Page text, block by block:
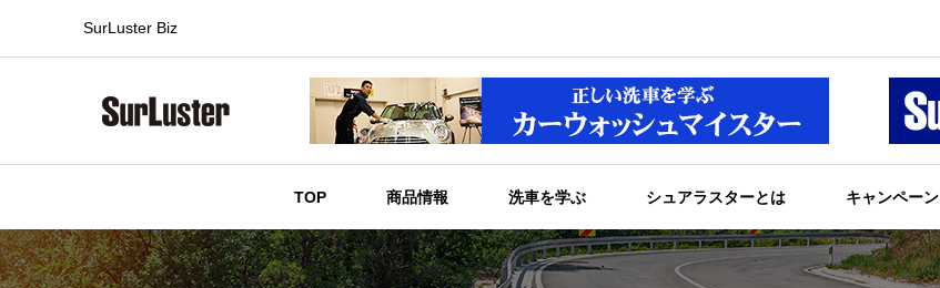
SurLuster Biz
TOP 商品情報 洗車を学ぶ シュアラスターとは キャンペーン